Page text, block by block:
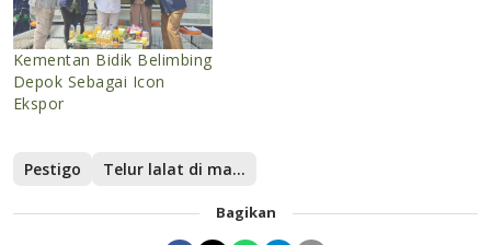
Kementan Bidik Belimbing
Depok Sebagai Icon
Ekspor
Pestigo Telur lalat di makanan
Bagikan